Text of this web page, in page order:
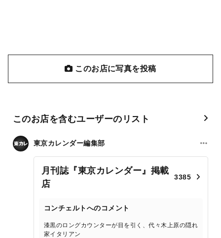
このお店に写真を投稿
このお店を含むユーザーのリスト
東京カレンダー編集部
月刊誌『東京カレンダー』掲載
店
3385
コンチェルトへのコメント
漆黒のロングカウンターが目を引く、代々木上原の隠れ
家イタリアン